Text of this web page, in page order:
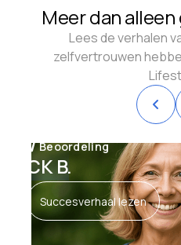
Meer dan
Lees de verhalen
zelfvertrouwen

Beoordeling
CK B.
Succesverhaal lezen